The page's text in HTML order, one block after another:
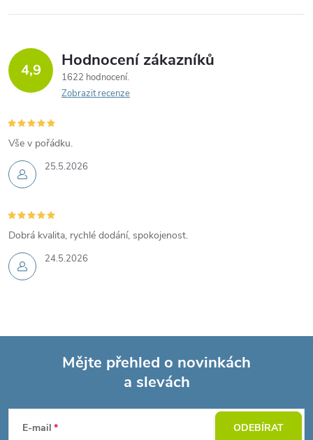
4,9 Hodnocení zákazníků
1622 hodnocení
Zobrazit recenze
25.5.2026
Vše v pořádku.
24.5.2026
Dobrá kvalita, rychlé dodání, spokojenost.
Mějte přehled o novinkách
a slevách
E-mail ODEBÍRAT